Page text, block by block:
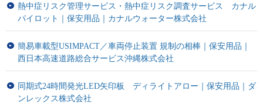
熱中症リスク管理サービス・熱中症リスク調査サービス カナル
パイロット｜保安用品｜カナルウォーター株式会社
簡易車載型USIMPACT／車両停止装置 規制の相棒｜保安用品｜
西日本高速道路総合サービス沖縄株式会社
同期式24時間発光LED矢印板 ディライトアロー｜保安用品｜ダ
ンレックス株式会社